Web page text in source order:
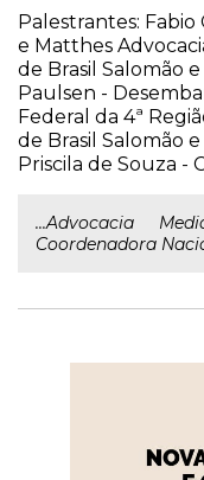
Palestrantes: Fabio
e Matthes
de Brasil Salomão
Paulsen -
Federal da 4ª
de Brasil Salomão
Priscila de Souza -
...Advocacia
Coordenadora